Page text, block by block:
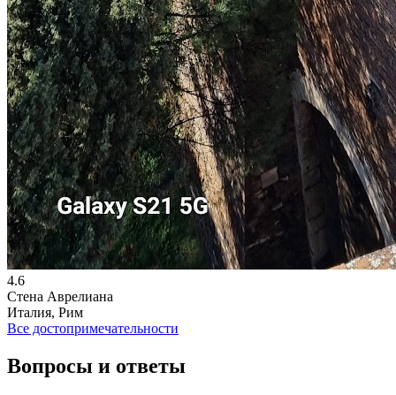
4.6
Стена Аврелиана
Италия, Рим
Все достопримечательности
Вопросы и ответы